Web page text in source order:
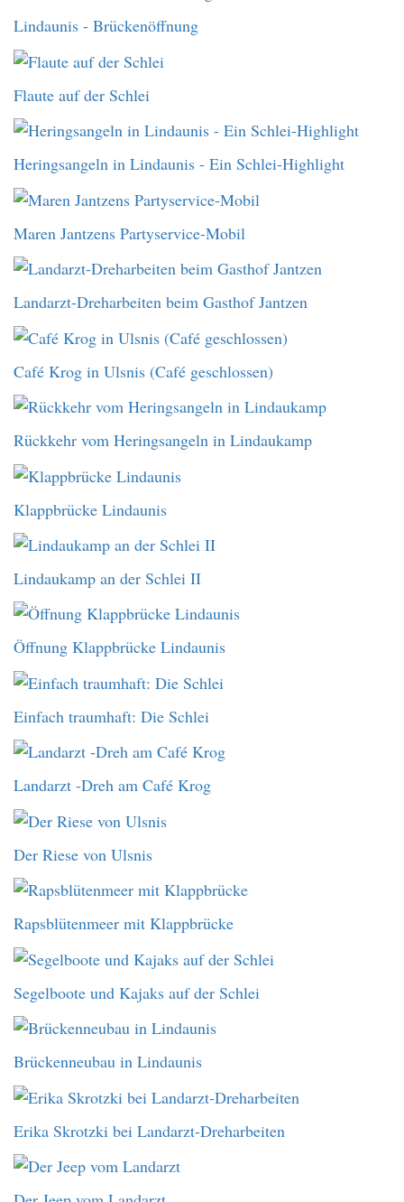
Lindaunis - Brückenöffnung
Flaute auf der Schlei
Heringsangeln in Lindaunis - Ein Schlei-Highlight
Maren Jantzens Partyservice-Mobil
Landarzt-Dreharbeiten beim Gasthof Jantzen
Café Krog in Ulsnis (Café geschlossen)
Rückkehr vom Heringsangeln in Lindaukamp
Klappbrücke Lindaunis
Lindaukamp an der Schlei II
Öffnung Klappbrücke Lindaunis
Einfach traumhaft: Die Schlei
Landarzt -Dreh am Café Krog
Der Riese von Ulsnis
Rapsblütenmeer mit Klappbrücke
Segelboote und Kajaks auf der Schlei
Brückenneubau in Lindaunis
Erika Skrotzki bei Landarzt-Dreharbeiten